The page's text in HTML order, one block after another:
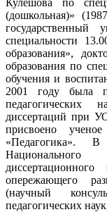
(дошкольная)»
специальности
образования»,
образования по
обучения и
2001 году была
диссертаций при
присвоено
«Педагогика».
опережающего
(научный
педагогических